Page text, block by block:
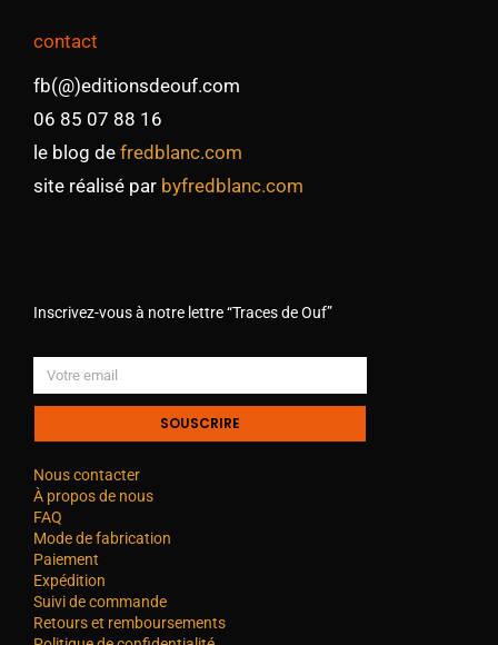
contact
fb(@)editionsdeouf.com
06 85 07 88 16
le blog de fredblanc.com
site réalisé par byfredblanc.com
Inscrivez-vous à notre lettre “Traces de Ouf”
SOUSCRIRE
Nous contacter
À propos de nous
FAQ
Mode de fabrication
Paiement
Expédition
Suivi de commande
Retours et remboursements